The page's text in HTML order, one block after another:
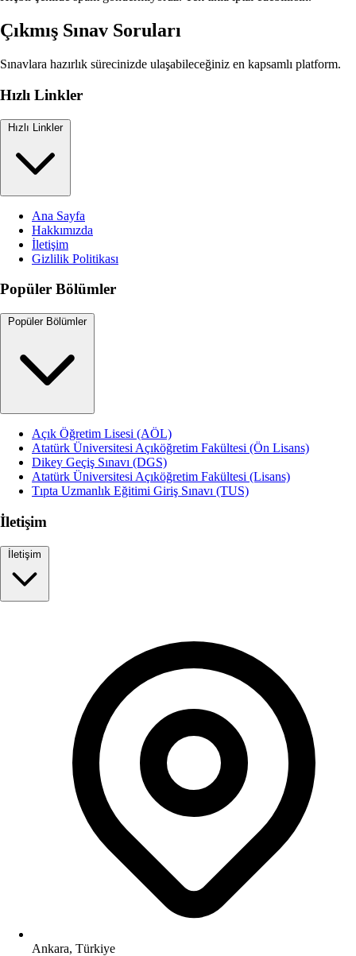
Çıkmış Sınav Soruları
Sınavlara hazırlık sürecinizde ulaşabileceğiniz en kapsamlı platform.
Hızlı Linkler
Hızlı Linkler
Ana Sayfa
Hakkımızda
İletişim
Gizlilik Politikası
Popüler Bölümler
Popüler Bölümler
Açık Öğretim Lisesi (AÖL)
Atatürk Üniversitesi Açıköğretim Fakültesi (Ön Lisans)
Dikey Geçiş Sınavı (DGS)
Atatürk Üniversitesi Açıköğretim Fakültesi (Lisans)
Tıpta Uzmanlık Eğitimi Giriş Sınavı (TUS)
İletişim
İletişim
Ankara, Türkiye